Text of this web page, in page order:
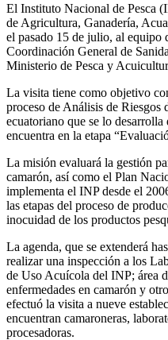
El Instituto Nacional de Pesca
de Agricultura, Ganadería,
el pasado 15 de julio, al equipo
Coordinación General de
Ministerio de Pesca y
La visita tiene como objetivo
proceso de Análisis de
ecuatoriano que se lo
encuentra en la etapa
La misión evaluará la gestión
camarón, así como el Plan
implementa el INP desde el
las etapas del proceso de
inocuidad de los productos
La agenda, que se extenderá
realizar una inspección a los
de Uso Acuícola del INP; área
enfermedades en camarón y
efectuó la visita a nueve
encuentran camaroneras,
procesadoras.